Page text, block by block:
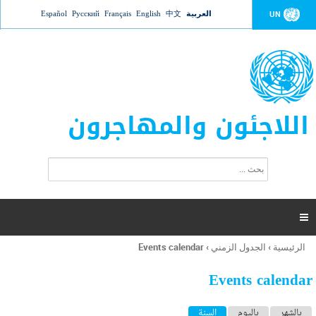
Jump to navigation UN العربية 中文
English
Français
Русский
Español
اللاجئون والمهاجرون
ت
ر
ل
ح
ب

أنت
هنا
الرئيسية › الجدول الزمني ›
Events calendar
Events calendar